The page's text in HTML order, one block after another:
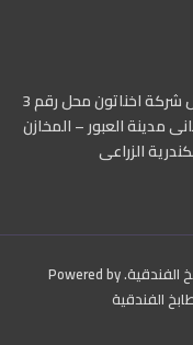
المقر الإدارى و المعرض : الحى السادس مول شركة اخناتون محل رقم 3
ومحل رقم 14 بالدور الثانى مدينة العبور – المخازن
الزراعى
© 2026 ماتيكا ايجيبت لتوريد معدات المطابخ الفندقية. Powered by
الفندقية